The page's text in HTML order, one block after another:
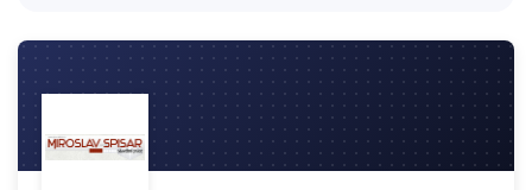
služby pro vybavení a design koupelen. Patří sem
keramické obklady, dlažby, sanitární keramika, vany,
umyvadla a další doplňky či příslušenství.
Sortiment umožňuje vytvořit funkční, estetické a
odolné prostory s důrazem na kvalitu materiálů a